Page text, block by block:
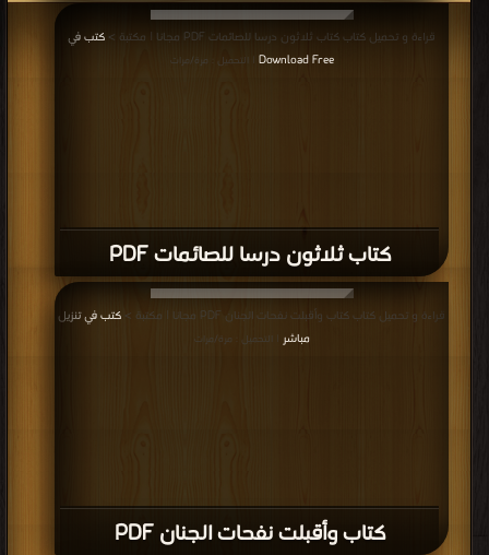
كتاب ثلاثون درسا للصائمات PDF
قراءة و تحميل كتاب كتاب ثلاثون درسا للصائمات PDF مجانا | مكتبة >
كتب في
Download Free | التحميل : مرة/مرات
كتاب وأقبلت نفحات الجنان PDF
قراءة و تحميل كتاب كتاب وأقبلت نفحات الجنان PDF مجانا | مكتبة >
كتب في تنزيل
مباشر | التحميل : مرة/مرات